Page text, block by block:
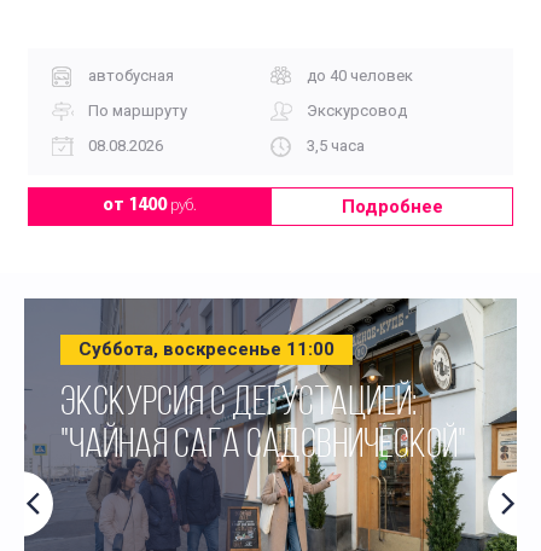
автобусная
до 40 человек
По маршруту
Экскурсовод
08.08.2026
3,5 часа
от 1400руб. Подробнее
Суббота, воскресенье 11:00
ЭКСКУРСИЯ С ДЕГУСТАЦИЕЙ:
"ЧАЙНАЯ САГА САДОВНИЧЕСКОЙ"